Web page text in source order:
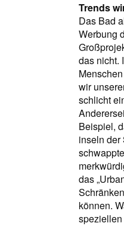
Trends
Das Bad
Werbung
das nicht.
wir
schlicht
Beispiel,
inseln der
das
können.